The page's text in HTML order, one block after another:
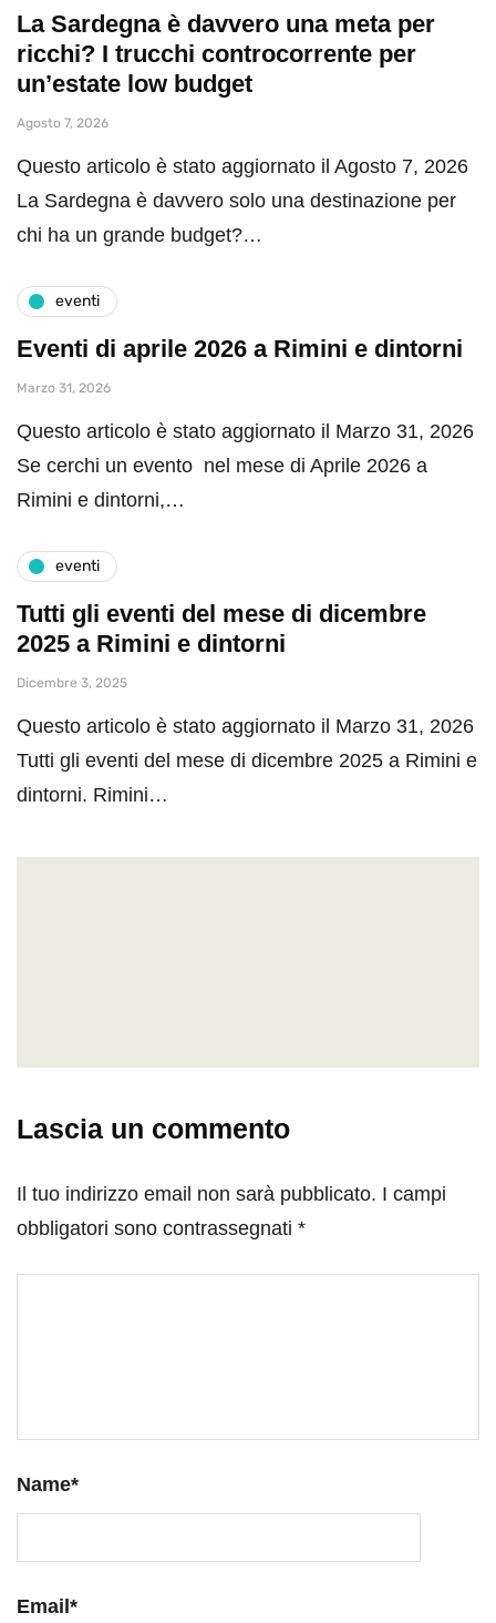
La Sardegna è davvero una meta per
ricchi? I trucchi controcorrente per
un’estate low budget
Agosto 7, 2026
Questo articolo è stato aggiornato il Agosto 7, 2026
La Sardegna è davvero solo una destinazione per
chi ha un grande budget?…
eventi
Eventi di aprile 2026 a Rimini e dintorni
Marzo 31, 2026
Questo articolo è stato aggiornato il Marzo 31, 2026
Se cerchi un evento nel mese di Aprile 2026 a
Rimini e dintorni,…
eventi
Tutti gli eventi del mese di dicembre
2025 a Rimini e dintorni
Dicembre 3, 2025
Questo articolo è stato aggiornato il Marzo 31, 2026
Tutti gli eventi del mese di dicembre 2025 a Rimini e
dintorni. Rimini…
Lascia un commento
Il tuo indirizzo email non sarà pubblicato. I campi
obbligatori sono contrassegnati *
Name*
Email*